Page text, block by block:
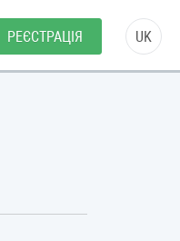
РЕЄСТРАЦІЯ UK